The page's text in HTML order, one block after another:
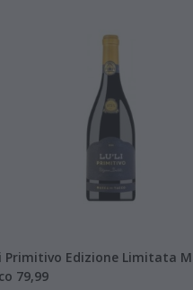
Primitivo Edizione Limitata
79,99